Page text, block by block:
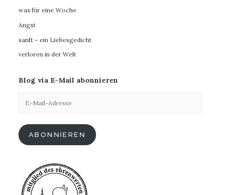
was für eine Woche
Angst
sanft – ein Liebesgedicht
verloren in der Welt
Blog via E-Mail abonnieren
Mail-
ABONNIEREN